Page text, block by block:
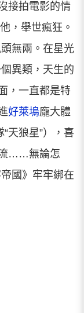
接拍電影的情
，舉世瘋狂。
無兩。在星光
異類，天生的
，一直都是特
好萊塢龐大體
天狼星”），喜
流……無論怎
國》牢牢綁在